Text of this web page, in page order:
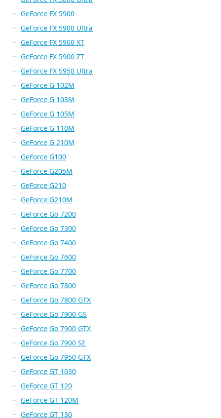
GeForce FX 5900
GeForce FX 5900 Ultra
GeForce FX 5900 XT
GeForce FX 5900 ZT
GeForce FX 5950 Ultra
GeForce G 102M
GeForce G 103M
GeForce G 105M
GeForce G 110M
GeForce G 210M
GeForce G100
GeForce G205M
GeForce G210
GeForce G210M
GeForce Go 7200
GeForce Go 7300
GeForce Go 7400
GeForce Go 7600
GeForce Go 7700
GeForce Go 7800
GeForce Go 7800 GTX
GeForce Go 7900 GS
GeForce Go 7900 GTX
GeForce Go 7900 SE
GeForce Go 7950 GTX
GeForce GT 1030
GeForce GT 120
GeForce GT 120M
GeForce GT 130